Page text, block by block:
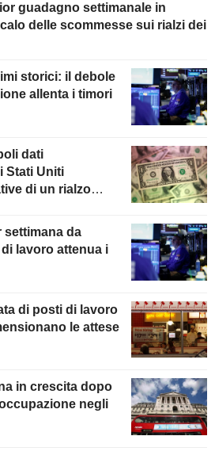
guadagno settimanale in
delle scommesse sui rialzi dei
storici: il debole
allenta i timori
dati
Stati Uniti
di un rialzo
settimana da
lavoro attenua i
di posti di lavoro
le attese
in crescita dopo
negli